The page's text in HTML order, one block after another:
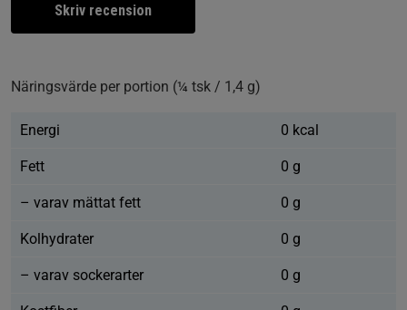
Skriv recension
Näringsvärde per portion (¼ tsk / 1,4 g)
Energi 0 kcal
Fett 0 g
– varav mättat fett 0 g
Kolhydrater 0 g
– varav sockerarter 0 g